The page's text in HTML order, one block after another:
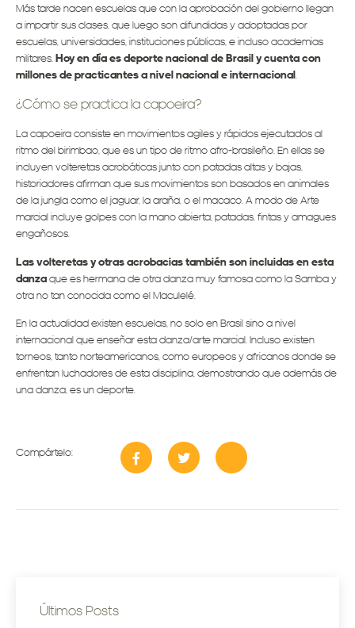
Más tarde nacen escuelas que con la aprobación del gobierno llegan
a impartir sus clases, que luego son difundidas y adoptadas por
escuelas, universidades, instituciones públicas, e incluso academias
militares. Hoy en día es deporte nacional de Brasil y cuenta con
millones de practicantes a nivel nacional e internacional
¿Cómo se practica la capoeira?
La capoeira consiste en movimientos agiles y rápidos ejecutados al
ritmo del birimbao, que es un tipo de ritmo afro-brasileño. En ellas se
incluyen volteretas acrobáticas junto con patadas altas y bajas,
historiadores afirman que sus movimientos son basados en animales
de la jungla como el jaguar, la araña, o el macaco. A modo de Arte
marcial incluye golpes con la mano abierta, patadas, fintas y amagues
engañosos.
Las volteretas y otras acrobacias también son incluidas en esta
danzaque es hermana de otra danza muy famosa como la Samba y
otra no tan conocida como el Maculelé.
En la actualidad existen escuelas, no solo en Brasil sino a nivel
internacional que enseñar esta danza/arte marcial. Incluso existen
torneos, tanto norteamericanos, como europeos y africanos donde se
enfrentan luchadores de esta disciplina, demostrando que además de
una danza, es un deporte.
Compártelo:
Últimos Posts